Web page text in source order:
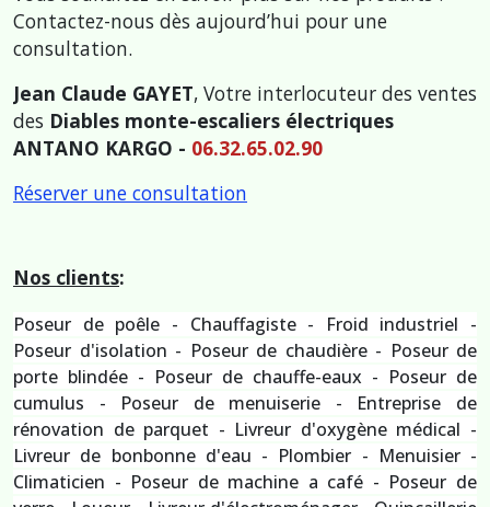
Contactez-nous dès aujourd’hui pour une
consultation.
Jean Claude GAYET, Votre interlocuteur des ventes
des Diables monte-escaliers électriques
ANTANO KARGO - 06.32.65.02.90
Réserver une consultation
Nos clients:
Poseur de poêle - Chauffagiste - Froid industriel -
Poseur d'isolation - Poseur de chaudière - Poseur de
porte blindée - Poseur de chauffe-eaux - Poseur de
cumulus - Poseur de menuiserie - Entreprise de
rénovation de parquet - Livreur d'oxygène médical -
Livreur de bonbonne d'eau - Plombier - Menuisier -
Climaticien - Poseur de machine a café - Poseur de